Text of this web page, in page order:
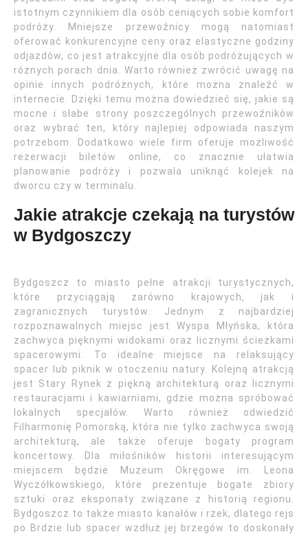
istotnym czynnikiem dla osób ceniących sobie komfort
podróży. Mniejsze przewoźnicy mogą natomiast
oferować konkurencyjne ceny oraz elastyczne godziny
odjazdów, co jest atrakcyjne dla osób podróżujących w
różnych porach dnia. Warto również zwrócić uwagę na
opinie innych podróżnych, które można znaleźć w
internecie. Dzięki temu można dowiedzieć się, jakie są
mocne i słabe strony poszczególnych przewoźników
oraz wybrać ten, który najlepiej odpowiada naszym
potrzebom. Dodatkowo wiele firm oferuje możliwość
rezerwacji biletów online, co znacznie ułatwia
planowanie podróży i pozwala uniknąć kolejek na
dworcu czy w terminalu.
Jakie atrakcje czekają na turystów
w Bydgoszczy
Bydgoszcz to miasto pełne atrakcji turystycznych,
które przyciągają zarówno krajowych, jak i
zagranicznych turystów. Jednym z najbardziej
rozpoznawalnych miejsc jest Wyspa Młyńska, która
zachwyca pięknymi widokami oraz licznymi ścieżkami
spacerowymi. To idealne miejsce na relaksujący
spacer lub piknik w otoczeniu natury. Kolejną atrakcją
jest Stary Rynek z piękną architekturą oraz licznymi
restauracjami i kawiarniami, gdzie można spróbować
lokalnych specjałów. Warto również odwiedzić
Filharmonię Pomorską, która nie tylko zachwyca swoją
architekturą, ale także oferuje bogaty program
koncertowy. Dla miłośników historii interesującym
miejscem będzie Muzeum Okręgowe im. Leona
Wyczółkowskiego, które prezentuje bogate zbiory
sztuki oraz eksponaty związane z historią regionu.
Bydgoszcz to także miasto kanałów i rzek, dlatego rejs
po Brdzie lub spacer wzdłuż jej brzegów to doskonały